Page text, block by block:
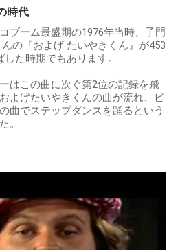
時代
ブーム最盛期の1976年当時、子門
の『およげ たいやきくん』が453
た時期でもあります。
はこの曲に次ぐ第2位の記録を飛
よげたいやきくんの曲が流れ、ビ
曲でステップダンスを踊るという
。